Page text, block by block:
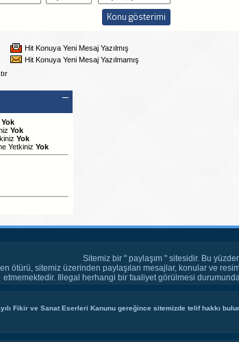
Hit Konuya Yeni Mesaj Yazılmış
Hit Konuya Yeni Mesaj Yazılmamış
Yok
Yok
Yok
Yetkiniz Yok
Sitemiz bir " paylaşım " sitesidir. Bu
ötürü, sitemiz üzerinden paylaşılan mesajlar, konular ve
etmemektedir. Illegal herhangi bir faaliyet görülmesi
Fikir ve Sanat Eserleri Kanunu gereğince sitemizde telif hakkı